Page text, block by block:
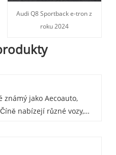
Audi Q8 Sportback e-tron z
roku 2024
známý jako Aecoauto,
nabízejí různé vozy,
na trh Audi, který se